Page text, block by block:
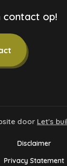
contact op!
door Let's
Disclaimer
Privacy Statement